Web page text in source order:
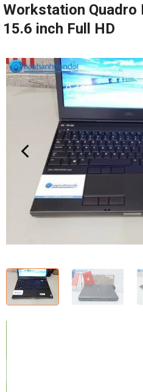
Workstation Quadro
15.6 inch Full HD